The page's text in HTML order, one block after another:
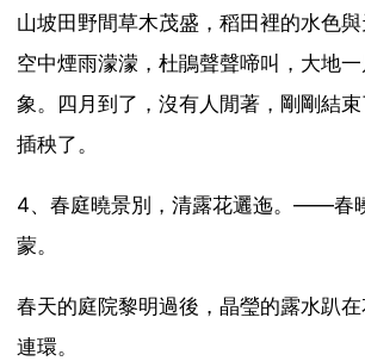
山坡田野間草木茂盛，稻田裡的水色
空中煙雨濛濛，杜鵑聲聲啼叫，大地
象。四月到了，沒有人閒著，剛剛結
插秧了。
4、春庭曉景別，清露花邐迤。——春
蒙。
春天的庭院黎明過後，晶瑩的露水趴
連環。